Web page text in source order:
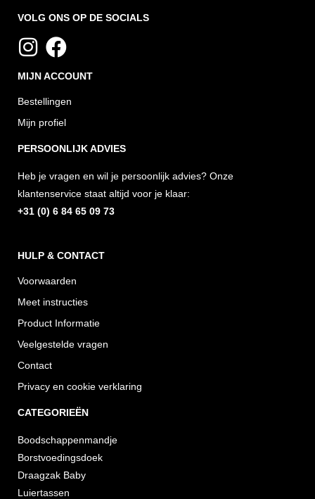
VOLG ONS OP DE SOCIALS
I
n
t
a
g
r
a
m
F
a
e
b
o
o
k
i
k
MIJN ACCOUNT
Bestellingen
Mijn profiel
PERSOONLIJK ADVIES
Heb je vragen en wil je persoonlijk advies? Onze
klantenservice staat altijd voor je klaar:
+31 (0) 6 84 65 09 73
HULP & CONTACT
Voorwaarden
Meet instructies
Product Informatie
Veelgestelde vragen
Contact
Privacy en cookie verklaring
CATEGORIEËN
Boodschappenmandje
Borstvoedingsdoek
Draagzak Baby
Luiertassen